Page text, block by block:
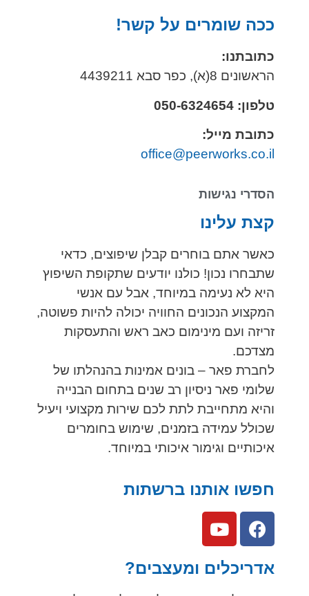
ככה שומרים על קשר!
כתובתנו:
הראשונים 8(א), כפר סבא 4439211
טלפון: 050-6324654
כתובת מייל:
office@peerworks.co.il
הסדרי נגישות
קצת עלינו
כאשר אתם בוחרים קבלן שיפוצים, כדאי
שתבחרו נכון! כולנו יודעים שתקופת השיפוץ
היא לא נעימה במיוחד, אבל עם אנשי
המקצוע הנכונים החוויה יכולה להיות פשוטה,
זריזה ועם מינימום כאב ראש והתעסקות
מצדכם.
לחברת פאר – בונים אמינות בהנהלתו של
שלומי פאר ניסיון רב שנים בתחום הבנייה
והיא מתחייבת לתת לכם שירות מקצועי ויעיל
שכולל עמידה בזמנים, שימוש בחומרים
איכותיים וגימור איכותי במיוחד.
חפשו אותנו ברשתות
אדריכלים ומעצבים?